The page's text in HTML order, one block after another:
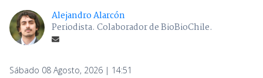
Alejandro Alarcón
Periodista. Colaborador de BioBioChile.
Sábado 08 Agosto, 2026 | 14:51